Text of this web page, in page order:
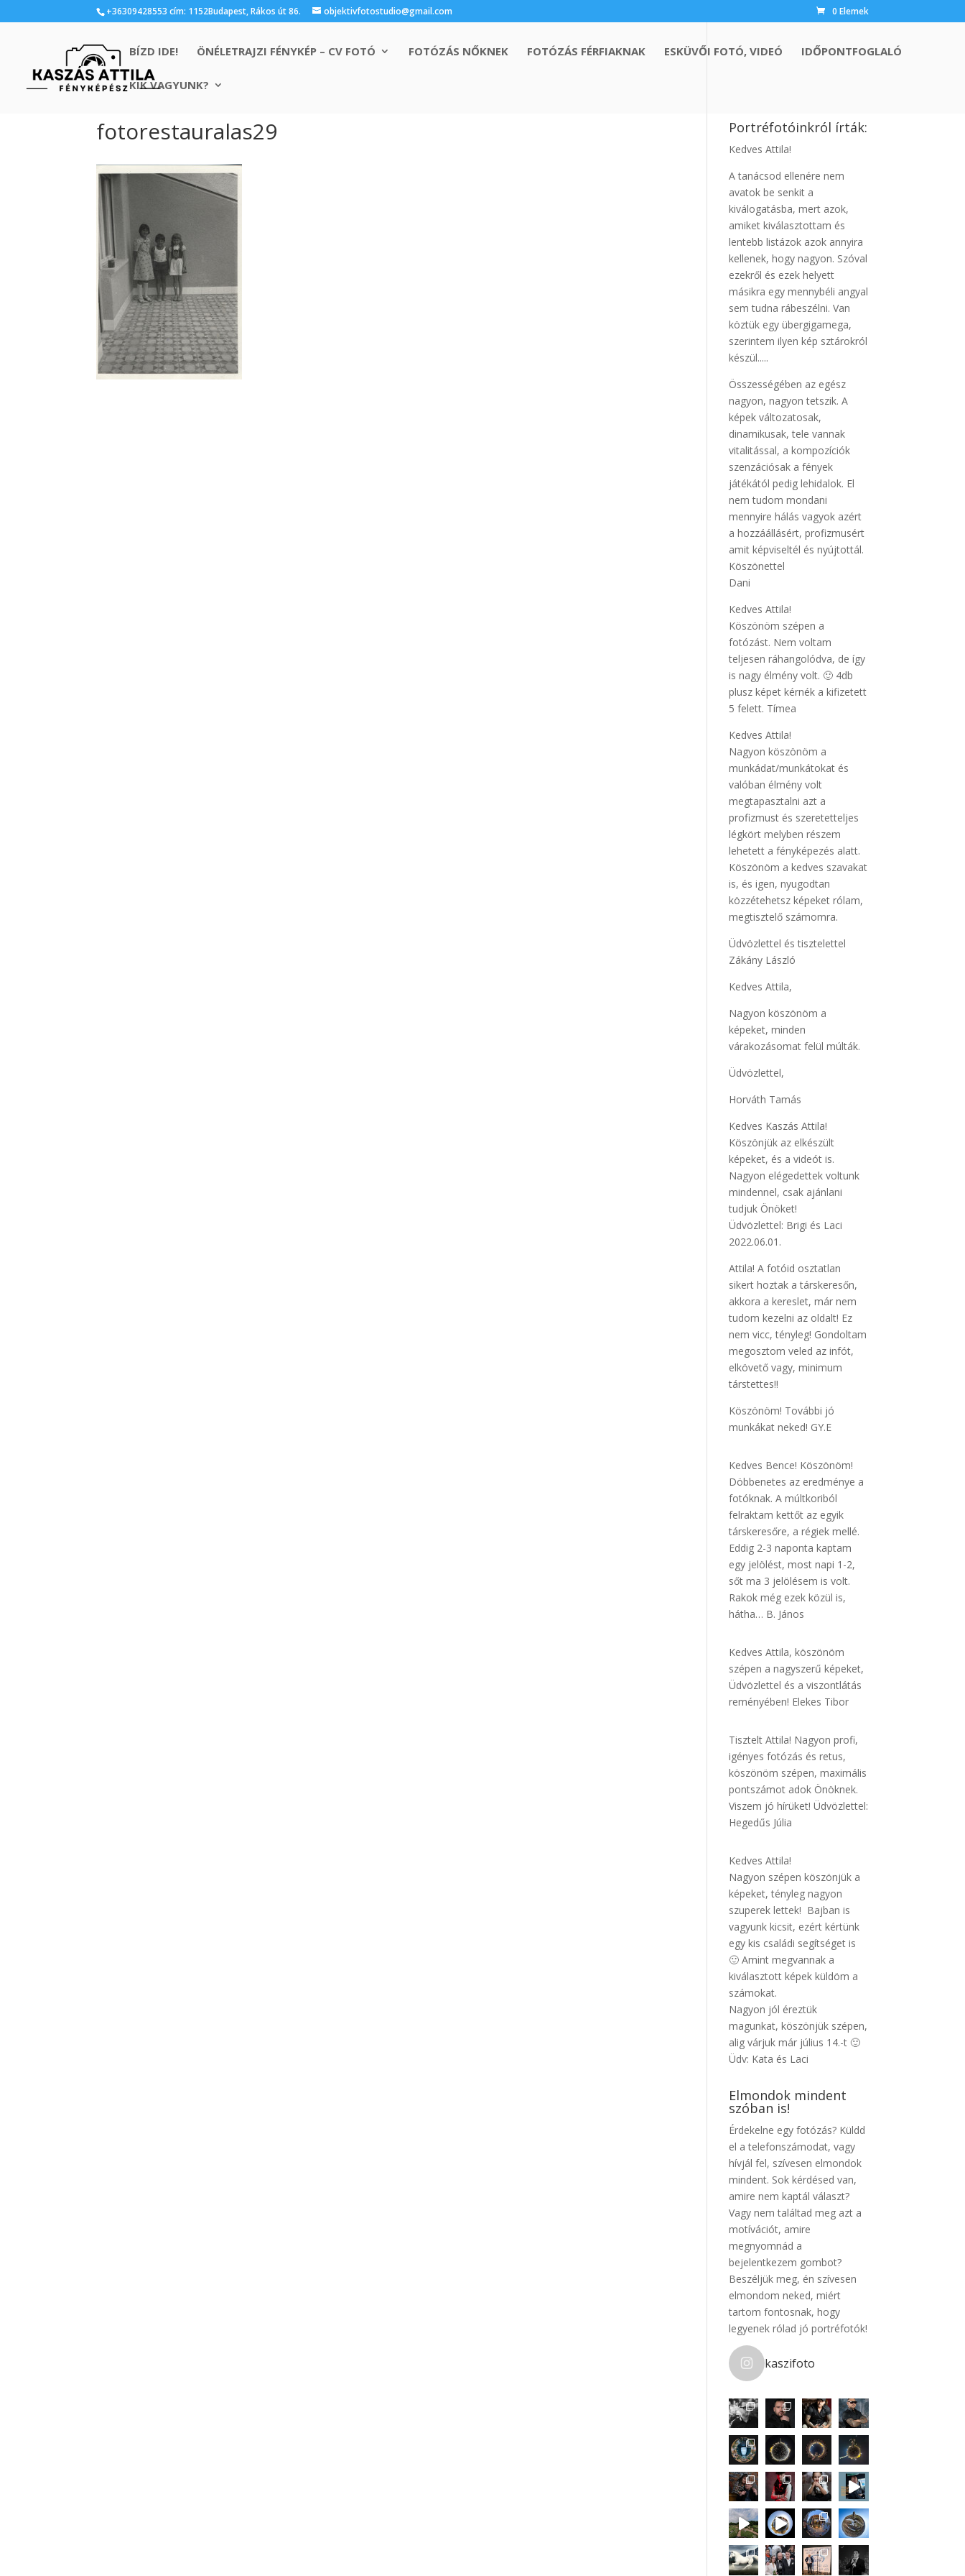
+36309428553 cím: 1152Budapest, Rákos út 86. objektivfotostudio@gmail.com 0 Elemek
BÍZD IDE! ÖNÉLETRAJZI FÉNYKÉP – CV FOTÓ FOTÓZÁS NŐKNEK FOTÓZÁS FÉRFIAKNAK ESKÜVŐI FOTÓ, VIDEÓ IDŐPONTFOGLALÓ
KIK VAGYUNK?
fotorestauralas29 Portréfotóinkról írták:
Kedves Attila!
A tanácsod ellenére nem
avatok be senkit a
kiválogatásba, mert azok,
amiket kiválasztottam és
lentebb listázok azok annyira
kellenek, hogy nagyon. Szóval
ezekről és ezek helyett
másikra egy mennybéli angyal
sem tudna rábeszélni. Van
köztük egy übergigamega,
szerintem ilyen kép sztárokról
készül.....
Összességében az egész
nagyon, nagyon tetszik. A
képek változatosak,
dinamikusak, tele vannak
vitalitással, a kompozíciók
szenzációsak a fények
játékától pedig lehidalok. El
nem tudom mondani
mennyire hálás vagyok azért
a hozzáállásért, profizmusért
amit képviseltél és nyújtottál.
Köszönettel
Dani
Kedves Attila!
Köszönöm szépen a
fotózást. Nem voltam
teljesen ráhangolódva, de így
is nagy élmény volt. 🙂 4db
plusz képet kérnék a kifizetett
5 felett. Tímea
Kedves Attila!
Nagyon köszönöm a
munkádat/munkátokat és
valóban élmény volt
megtapasztalni azt a
profizmust és szeretetteljes
légkört melyben részem
lehetett a fényképezés alatt.
Köszönöm a kedves szavakat
is, és igen, nyugodtan
közzétehetsz képeket rólam,
megtisztelő számomra.
Üdvözlettel és tisztelettel
Zákány László
Kedves Attila,
Nagyon köszönöm a
képeket, minden
várakozásomat felül múlták.
Üdvözlettel,
Horváth Tamás
Kedves Kaszás Attila!
Köszönjük az elkészült
képeket, és a videót is.
Nagyon elégedettek voltunk
mindennel, csak ajánlani
tudjuk Önöket!
Üdvözlettel: Brigi és Laci
2022.06.01.
Attila! A fotóid osztatlan
sikert hoztak a társkeresőn,
akkora a kereslet, már nem
tudom kezelni az oldalt! Ez
nem vicc, tényleg! Gondoltam
megosztom veled az infót,
elkövető vagy, minimum
társtettes!!
Köszönöm! További jó
munkákat neked! GY.E
Kedves Bence! Köszönöm!
Döbbenetes az eredménye a
fotóknak. A múltkoriból
felraktam kettőt az egyik
társkeresőre, a régiek mellé.
Eddig 2-3 naponta kaptam
egy jelölést, most napi 1-2,
sőt ma 3 jelölésem is volt.
Rakok még ezek közül is,
hátha… B. János
Kedves Attila, köszönöm
szépen a nagyszerű képeket,
Üdvözlettel és a viszontlátás
reményében! Elekes Tibor
Tisztelt Attila! Nagyon profi,
igényes fotózás és retus,
köszönöm szépen, maximális
pontszámot adok Önöknek.
Viszem jó hírüket! Üdvözlettel:
Hegedűs Júlia
Kedves Attila!
Nagyon szépen köszönjük a
képeket, tényleg nagyon
szuperek lettek! Bajban is
vagyunk kicsit, ezért kértünk
egy kis családi segítséget is
🙂 Amint megvannak a
kiválasztott képek küldöm a
számokat.
Nagyon jól éreztük
magunkat, köszönjük szépen,
alig várjuk már július 14.-t 🙂
Üdv: Kata és Laci
Elmondok mindent
szóban is!
Érdekelne egy fotózás? Küldd
el a telefonszámodat, vagy
hívjál fel, szívesen elmondok
mindent. Sok kérdésed van,
amire nem kaptál választ?
Vagy nem találtad meg azt a
motívációt, amire
megnyomnád a
bejelentkezem gombot?
Beszéljük meg, én szívesen
elmondom neked, miért
tartom fontosnak, hogy
legyenek rólad jó portréfotók!
kaszifoto